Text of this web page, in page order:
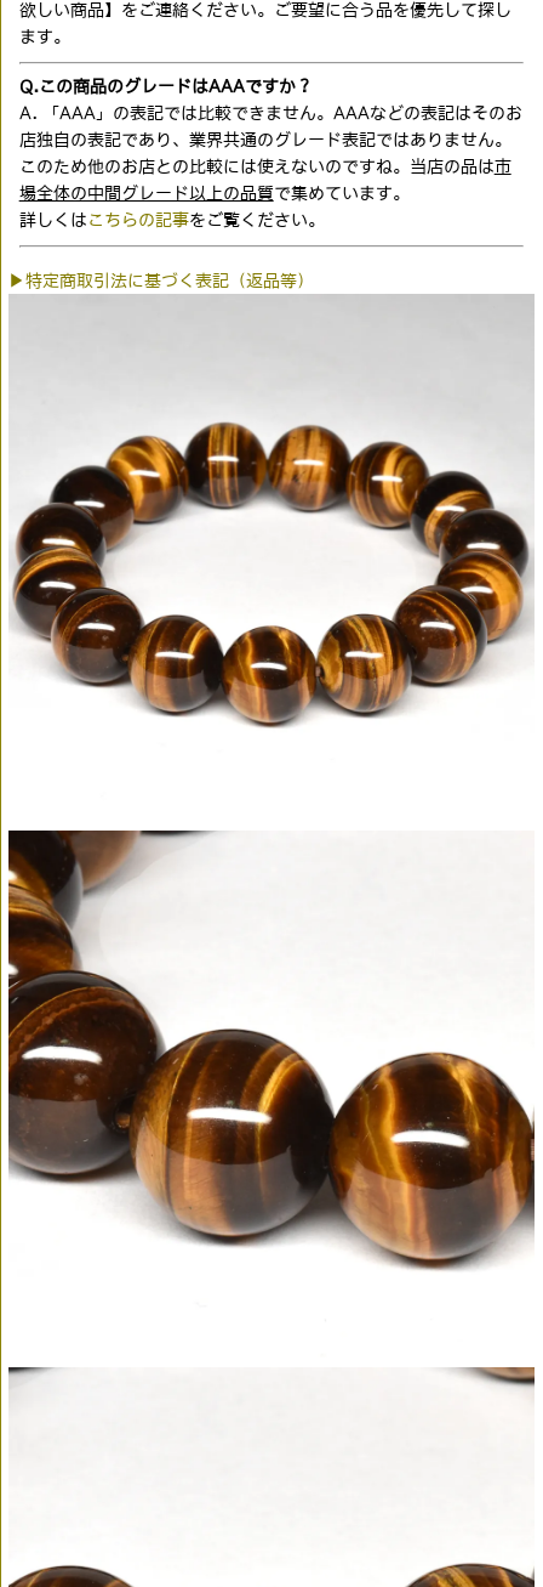
欲しい商品】をご連絡ください。ご要望に合う品を優先して探し
ます。
Q.この商品のグレードはAAAですか？
A. 「AAA」の表記では比較できません。AAAなどの表記はそのお
店独自の表記であり、業界共通のグレード表記ではありません。
このため他のお店との比較には使えないのですね。当店の品は市
場全体の中間グレード以上の品質で集めています。
詳しくは こちらの記事をご覧ください。
▶特定商取引法に基づく表記（返品等）